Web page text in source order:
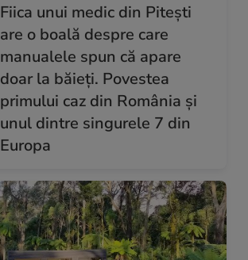
Fiica unui medic din Pitești
are o boală despre care
manualele spun că apare
doar la băieți. Povestea
primului caz din România și
unul dintre singurele 7 din
Europa